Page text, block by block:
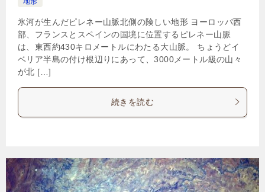
氷河が生んだピレネー山脈北側の険しい地形 ヨーロッパ西
部、フランスとスペインの国境に位置するピレネー山脈
は、東西約430キロメートルにわたる大山脈。 ちょうどイ
ベリア半島の付け根辺りにあって、3000メートル級の山々
が北 […]
続きを読む